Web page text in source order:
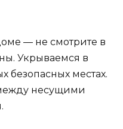
— не смотрите в
Укрываемся в
безопасных местах.
несущими